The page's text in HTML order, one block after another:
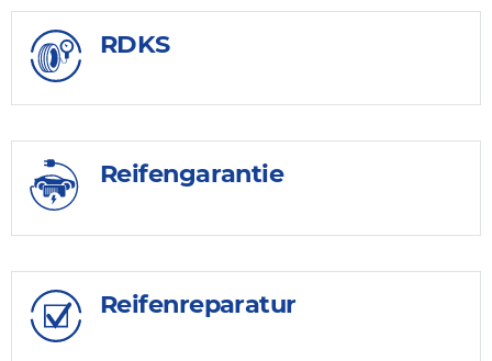
RDKS
Reifengarantie
Reifenreparatur